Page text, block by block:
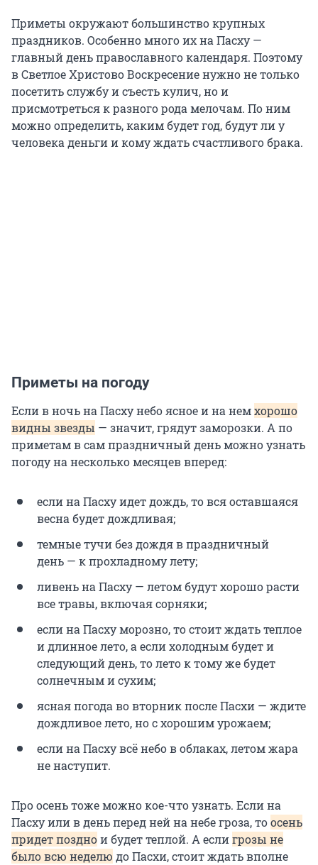
Приметы окружают большинство крупных
праздников. Особенно много их на Пасху —
главный день православного календаря. Поэтому
в Светлое Христово Воскресение нужно не только
посетить службу и съесть кулич, но и
присмотреться к разного рода мелочам. По ним
можно определить, каким будет год, будут ли у
человека деньги и кому ждать счастливого брака.
Приметы на погоду
Если в ночь на Пасху небо ясное и на немхорошо
видны звезды — значит, грядут заморозки. А по
приметам в сам праздничный день можно узнать
погоду на несколько месяцев вперед:
если на Пасху идет дождь, то вся оставшаяся
весна будет дождливая;
темные тучи без дождя в праздничный
день — к прохладному лету;
ливень на Пасху — летом будут хорошо расти
все травы, включая сорняки;
если на Пасху морозно, то стоит ждать теплое
и длинное лето, а если холодным будет и
следующий день, то лето к тому же будет
солнечным и сухим;
ясная погода во вторник после Пасхи — ждите
дождливое лето, но с хорошим урожаем;
если на Пасху всё небо в облаках, летом жара
не наступит.
Про осень тоже можно кое-что узнать. Если на
Пасху или в день перед ней на небе гроза, тоосень
придет позднои будет теплой. А еслигрозы не
было всю неделю до Пасхи, стоит ждать вполне